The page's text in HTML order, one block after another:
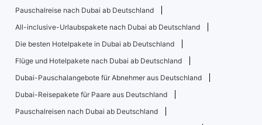
Pauschalreise nach Dubai ab Deutschland
All-inclusive-Urlaubspakete nach Dubai ab Deutschland
Die besten Hotelpakete in Dubai ab Deutschland
Flüge und Hotelpakete nach Dubai ab Deutschland
Dubai-Pauschalangebote für Abnehmer aus Deutschland
Dubai-Reisepakete für Paare aus Deutschland
Pauschalreisen nach Dubai ab Deutschland